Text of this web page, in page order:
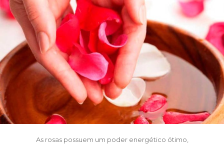
As rosas possuem um poder energético ótimo,